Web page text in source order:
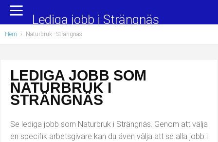
Yrkesområden
Administration, ekonomi, juridik
Chefer och verksamhetsledare
Data/IT
Försäljning, inköp, marknadsföring
Populära jobb
Undersköterska, hemtjänst och äldreboende
Barnskötare
Lärare i förskola/Förskollärare
Lagerarbetare
Lediga jobb i Strängnäs
Hem › Naturbruk - Strängnäs
LEDIGA JOBB SOM
NATURBRUK I
STRÄNGNÄS
Se lediga jobb som Naturbruk i Strängnäs. Genom att välja
en specifik arbetsgivare kan du även välja att se alla jobb i